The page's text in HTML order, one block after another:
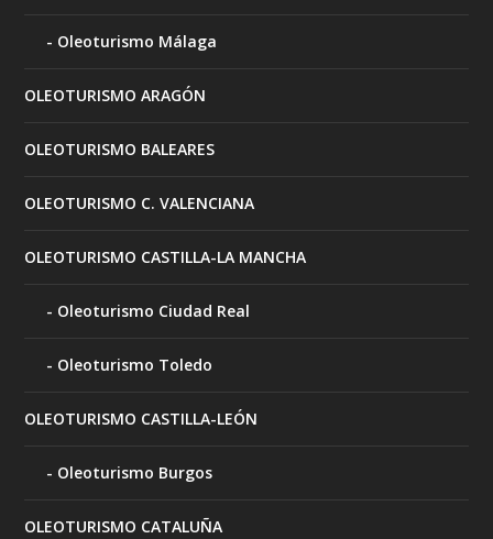
Oleoturismo Málaga
OLEOTURISMO ARAGÓN
OLEOTURISMO BALEARES
OLEOTURISMO C. VALENCIANA
OLEOTURISMO CASTILLA-LA MANCHA
Oleoturismo Ciudad Real
Oleoturismo Toledo
OLEOTURISMO CASTILLA-LEÓN
Oleoturismo Burgos
OLEOTURISMO CATALUÑA